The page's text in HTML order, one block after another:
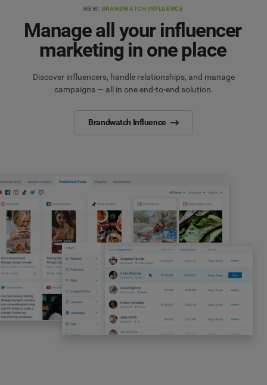
NEW: BRANDWATCH INFLUENCE
Manage all your influencer
marketing in one place
Discover influencers, handle relationships, and manage
campaigns — all in one end-to-end solution.
Brandwatch Influence